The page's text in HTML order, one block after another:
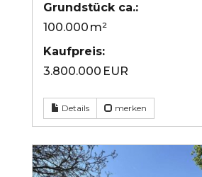
Grund­stück ca.:
100.000 m²
Kaufpreis:
3.800.000 EUR
Details merken